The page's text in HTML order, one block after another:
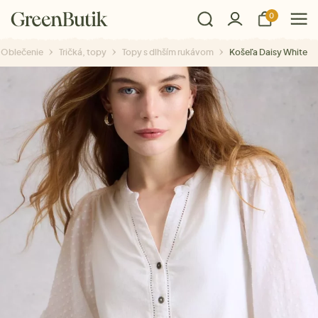
0
Oblečenie Tričká, topy Topy s dlhším rukávom Košeľa Daisy White